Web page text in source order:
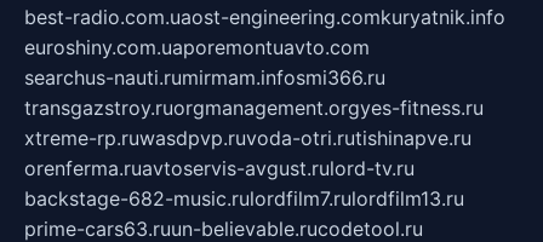
best-radio.com.uaost-engineering.comkuryatnik.info
euroshiny.com.uaporemontuavto.com
searchus-nauti.rumirmam.infosmi366.ru
transgazstroy.ruorgmanagement.orgyes-fitness.ru
xtreme-rp.ruwasdpvp.ruvoda-otri.rutishinapve.ru
orenferma.ruavtoservis-avgust.rulord-tv.ru
backstage-682-music.rulordfilm7.rulordfilm13.ru
prime-cars63.ruun-believable.rucodetool.ru